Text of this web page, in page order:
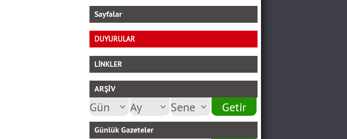
Sayfalar
DUYURULAR
LİNKLER
ARŞİV
Günlük Gazeteler